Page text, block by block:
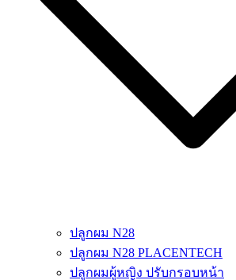
ปลูกผม N28
ปลูกผม N28 PLACENTECH
ปลูกผมผู้หญิง ปรับกรอบหน้า